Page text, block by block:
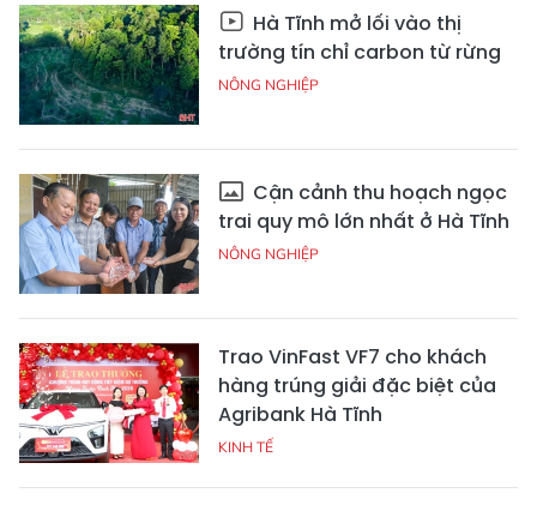
Hà Tĩnh mở lối vào thị
trường tín chỉ carbon từ rừng
NÔNG NGHIỆP
Cận cảnh thu hoạch ngọc
trai quy mô lớn nhất ở Hà Tĩnh
NÔNG NGHIỆP
Trao VinFast VF7 cho khách
hàng trúng giải đặc biệt của
Agribank Hà Tĩnh
KINH TẾ